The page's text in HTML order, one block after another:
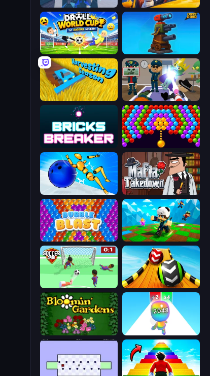
I Am Taxi Prankster Sim
Rooftop Run
Furry Road
Droll World Cup
Find The Alien
Harvesting Season
Bubble Story
Bricks Breaker
Mafia Takedown
Playground Man! Ragdoll Show!
Robby: Many Games
Bubble Blast
Sky Balls 3D
Soccer Dash
Man Runner 2048
Blooming Gardens